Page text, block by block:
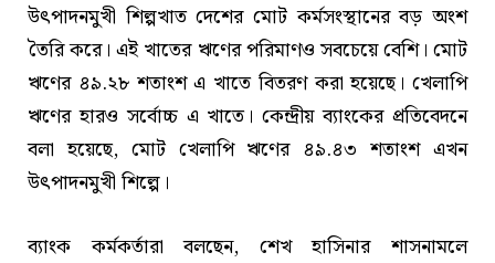
উৎপাদনমুখী শিল্পখাত দেশের মোট কর্মসংস্থানের বড় অংশ
তৈরি করে। এই খাতের ঋণের পরিমাণও সবচেয়ে বেশি। মোট
ঋণের ৪৯.২৮ শতাংশ এ খাতে বিতরণ করা হয়েছে। খেলাপি
ঋণের হারও সর্বোচ্চ এ খাতে। কেন্দ্রীয় ব্যাংকের প্রতিবেদনে
বলা হয়েছে, মোট খেলাপি ঋণের ৪৯.৪৩ শতাংশ এখন
উৎপাদনমুখী শিল্পে।
ব্যাংক কর্মকর্তারা বলছেন, শেখ হাসিনার শাসনামলে